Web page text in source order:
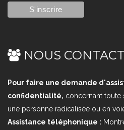
NOUS
Pour faire une demande
confidentialité, concernant toute
une personne radicalisée ou en
Assistance téléphonique :